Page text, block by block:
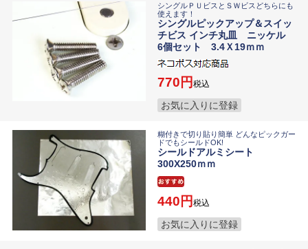
シングルＰＵビスとＳＷビスどちらにも
使えます！
シングルピックアップ＆スイッ
チビス インチ丸皿 ニッケル
6個セット 3.4Ｘ19ｍｍ
770 税込
お気に入りに登録
糊付きで切り貼り簡単 どんなピックガー
ドでもシールドOK!
シールドアルミシート
300X250ｍｍ
440 税込
お気に入りに登録